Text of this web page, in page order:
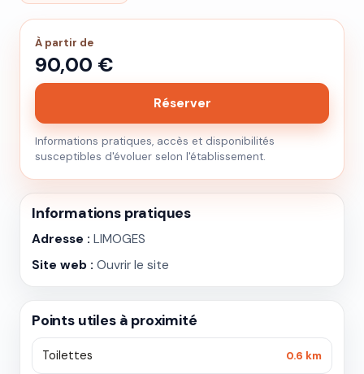
À partir de
90,00 €
Réserver
Informations pratiques, accès et disponibilités
susceptibles d'évoluer selon l'établissement.
Informations pratiques
Adresse : LIMOGES
Site web : Ouvrir le site
Points utiles à proximité
Toilettes 0.6 km